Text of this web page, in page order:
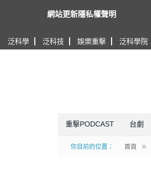
泛科學 泛科技 娛樂重擊 泛科學院
重擊PODCAST 台劇
你目前的位置： 首頁 »
網站更新隱私權聲明